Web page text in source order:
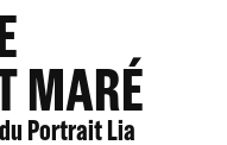
MARÉ
Portrait Lia